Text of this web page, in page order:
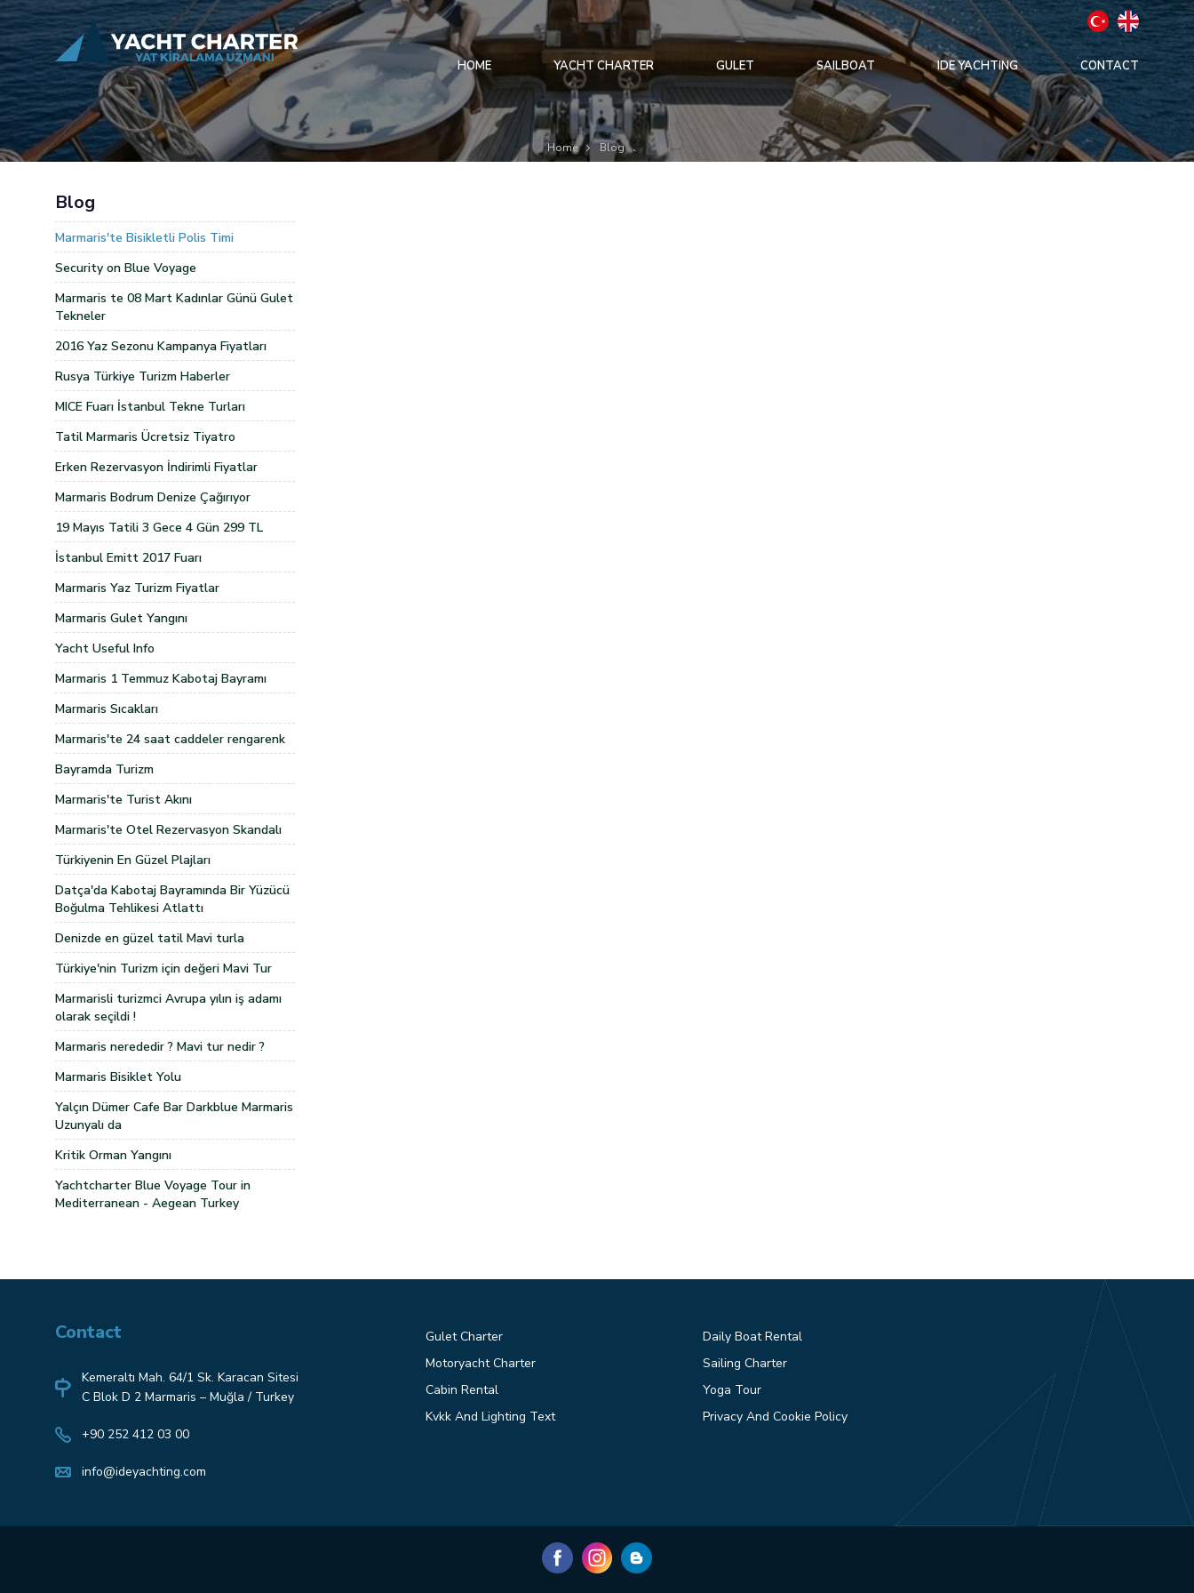
HOME YACHT CHARTER GULET SAILBOAT IDE YACHTING CONTACT
Home Blog
Blog
Marmaris'te Bisikletli Polis Timi
Security on Blue Voyage
Marmaris te 08 Mart Kadınlar Günü Gulet
Tekneler
2016 Yaz Sezonu Kampanya Fiyatları
Rusya Türkiye Turizm Haberler
MICE Fuarı İstanbul Tekne Turları
Tatil Marmaris Ücretsiz Tiyatro
Erken Rezervasyon İndirimli Fiyatlar
Marmaris Bodrum Denize Çağırıyor
19 Mayıs Tatili 3 Gece 4 Gün 299 TL
İstanbul Emitt 2017 Fuarı
Marmaris Yaz Turizm Fiyatlar
Marmaris Gulet Yangını
Yacht Useful Info
Marmaris 1 Temmuz Kabotaj Bayramı
Marmaris Sıcakları
Marmaris'te 24 saat caddeler rengarenk
Bayramda Turizm
Marmaris'te Turist Akını
Marmaris'te Otel Rezervasyon Skandalı
Türkiyenin En Güzel Plajları
Datça'da Kabotaj Bayramında Bir Yüzücü
Boğulma Tehlikesi Atlattı
Denizde en güzel tatil Mavi turla
Türkiye'nin Turizm için değeri Mavi Tur
Marmarisli turizmci Avrupa yılın iş adamı
olarak seçildi !
Marmaris nerededir ? Mavi tur nedir ?
Marmaris Bisiklet Yolu
Yalçın Dümer Cafe Bar Darkblue Marmaris
Uzunyalı da
Kritik Orman Yangını
Yachtcharter Blue Voyage Tour in
Mediterranean - Aegean Turkey
Contact
Kemeraltı Mah. 64/1 Sk. Karacan Sitesi
C Blok D 2 Marmaris – Muğla / Turkey
+90 252 412 03 00
info@ideyachting.com
Gulet Charter
Daily Boat Rental
Motoryacht Charter
Sailing Charter
Cabin Rental
Yoga Tour
Kvkk And Lighting Text
Privacy And Cookie Policy